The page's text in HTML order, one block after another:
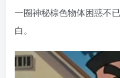
一圈神秘棕色物体困惑不
白。